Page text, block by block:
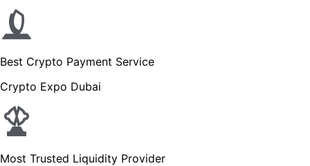
Best Crypto Payment Service
Crypto Expo Dubai
Most Trusted Liquidity Provider